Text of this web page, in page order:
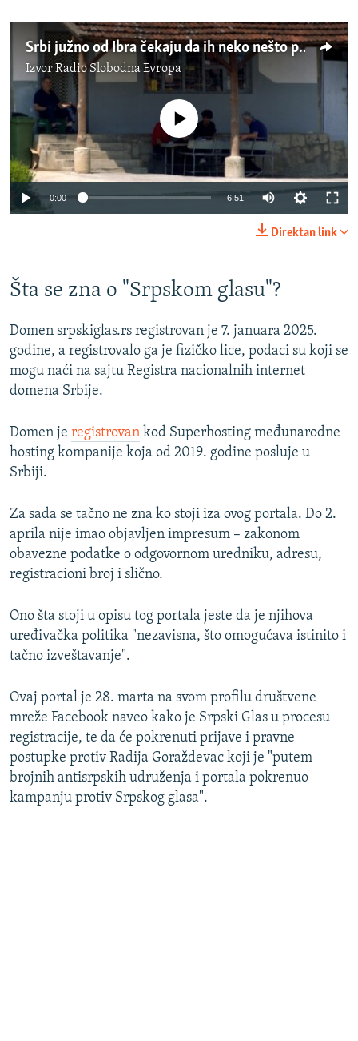
Srbi južno od Ibra čekaju da ih neko nešto pita
IzvorRadio Slobodna Evropa
No media source currently available
0:00 6:51 Auto
1080p
Direktan link
Šta se zna o "Srpskom glasu"?
Domen srpskiglas.rs registrovan je 7. januara 2025.
godine, a registrovalo ga je fizičko lice, podaci su koji se
mogu naći na sajtu Registra nacionalnih internet
domena Srbije.
Domen je registrovan kod Superhosting međunarodne
hosting kompanije koja od 2019. godine posluje u
Srbiji.
Za sada se tačno ne zna ko stoji iza ovog portala. Do 2.
aprila nije imao objavljen impresum – zakonom
obavezne podatke o odgovornom uredniku, adresu,
registracioni broj i slično.
Ono šta stoji u opisu tog portala jeste da je njihova
uređivačka politika "nezavisna, što omogućava istinito i
tačno izveštavanje".
Ovaj portal je 28. marta na svom profilu društvene
mreže Facebook naveo kako je Srpski Glas u procesu
registracije, te da će pokrenuti prijave i pravne
postupke protiv Radija Goraždevac koji je "putem
brojnih antisrpskih udruženja i portala pokrenuo
kampanju protiv Srpskog glasa".